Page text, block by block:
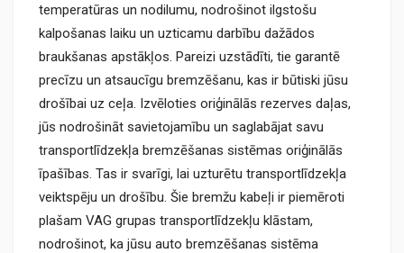
temperatūras un nodilumu, nodrošinot ilgstošu
kalpošanas laiku un uzticamu darbību dažādos
braukšanas apstākļos. Pareizi uzstādīti, tie garantē
precīzu un atsaucīgu bremzēšanu, kas ir būtiski jūsu
drošībai uz ceļa. Izvēloties oriģinālās rezerves daļas,
jūs nodrošināt savietojamību un saglabājat savu
transportlīdzekļa bremzēšanas sistēmas oriģinālās
īpašības. Tas ir svarīgi, lai uzturētu transportlīdzekļa
veiktspēju un drošību. Šie bremžu kabeļi ir piemēroti
plašam VAG grupas transportlīdzekļu klāstam,
nodrošinot, ka jūsu auto bremzēšanas sistēma